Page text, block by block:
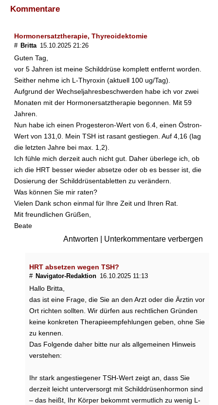
Kommentare
Hormonersatztherapie, Thyreoidektomie
# Britta 15.10.2025 21:26
Guten Tag,
vor 5 Jahren ist meine Schilddrüse komplett entfernt worden.
Seither nehme ich L-Thyroxin (aktuell 100 ug/Tag).
Aufgrund der Wechseljahresbeschwerden habe ich vor zwei
Monaten mit der Hormonersatztherapie begonnen. Mit 59
Jahren.
Nun habe ich einen Progesteron-Wert von 6.4, einen Östron-
Wert von 131,0. Mein TSH ist rasant gestiegen. Auf 4,16 (lag
die letzten Jahre bei max. 1,2).
Ich fühle mich derzeit auch nicht gut. Daher überlege ich, ob
ich die HRT besser wieder absetze oder ob es besser ist, die
Dosierung der Schilddrüsentabletten zu verändern.
Was können Sie mir raten?
Vielen Dank schon einmal für Ihre Zeit und Ihren Rat.
Mit freundlichen Grüßen,
Beate
Antworten Unterkommentare verbergen
HRT absetzen wegen TSH?
# Navigator-Redaktion 16.10.2025 11:13
Hallo Britta,
das ist eine Frage, die Sie an den Arzt oder die Ärztin vor
Ort richten sollten. Wir dürfen aus rechtlichen Gründen
keine konkreten Therapieempfehlungen geben, ohne Sie
zu kennen.
Das Folgende daher bitte nur als allgemeinen Hinweis
verstehen:
Ihr stark angestiegener TSH-Wert zeigt an, dass Sie
derzeit leicht unterversorgt mit Schilddrüsenhormon sind
– das heißt, Ihr Körper bekommt vermutlich zu wenig L-
r
i
c
h
z
u
H
r
a
u
s
f
a
f
ü
h
W
s
b
r
i
n
g
n
e
H